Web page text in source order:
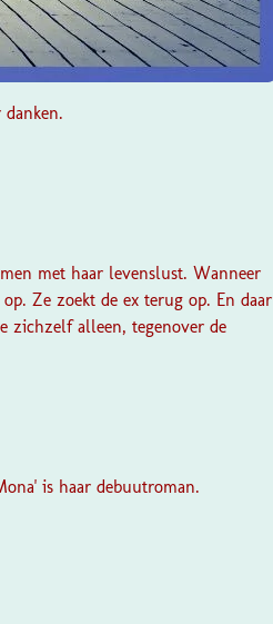
met haar levenslust. Wanneer
Ze zoekt de ex terug op. En daar
zichzelf alleen, tegenover de
is haar debuutroman.